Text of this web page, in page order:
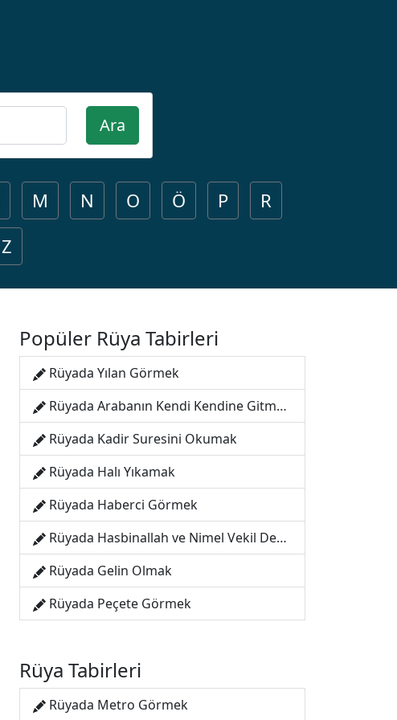
Ara
M N O Ö P
R
Z
Popüler Rüya Tabirleri
Rüyada Yılan Görmek
Rüyada Arabanın Kendi Kendine Gitmesi
Rüyada Kadir Suresini Okumak
Rüyada Halı Yıkamak
Rüyada Haberci Görmek
Rüyada Hasbinallah ve Nimel Vekil Demek
Rüyada Gelin Olmak
Rüyada Peçete Görmek
Rüya Tabirleri
Rüyada Metro Görmek